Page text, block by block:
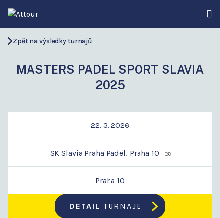
Zpět na výsledky turnajů
MASTERS PADEL SPORT SLAVIA
2025
22. 3. 2026
SK Slavia Praha Padel, Praha 10
Praha 10
DETAIL TURNAJE